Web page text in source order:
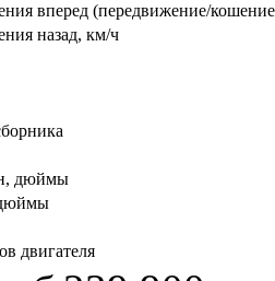
вперед (передвижение/
назад, км/ч
дюймы
двигателя